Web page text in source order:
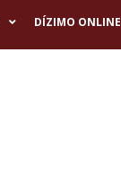
DÍZIMO ONLINE